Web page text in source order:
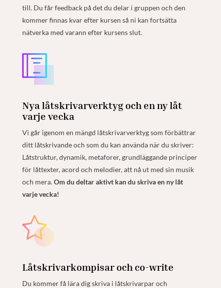
till. Du får feedback på det du delar i gruppen och den
kommer finnas kvar efter kursen så ni kan fortsätta
nätverka med varann efter kursens slut.
Nya låtskrivarverktyg och en ny låt
varje vecka
Vi går igenom en mängd låtskrivarverktyg som förbättrar
ditt låtskrivande och som du kan använda när du skriver:
Låtstruktur, dynamik, metaforer, grundläggande principer
för låttexter, acord och melodier, att nå ut med sin musik
och mera.Om du deltar aktivt kan du skriva en ny låt
varje vecka!
Låtskrivarkompisar och co-write
Du kommer få lära dig skriva i låtskrivarpar och